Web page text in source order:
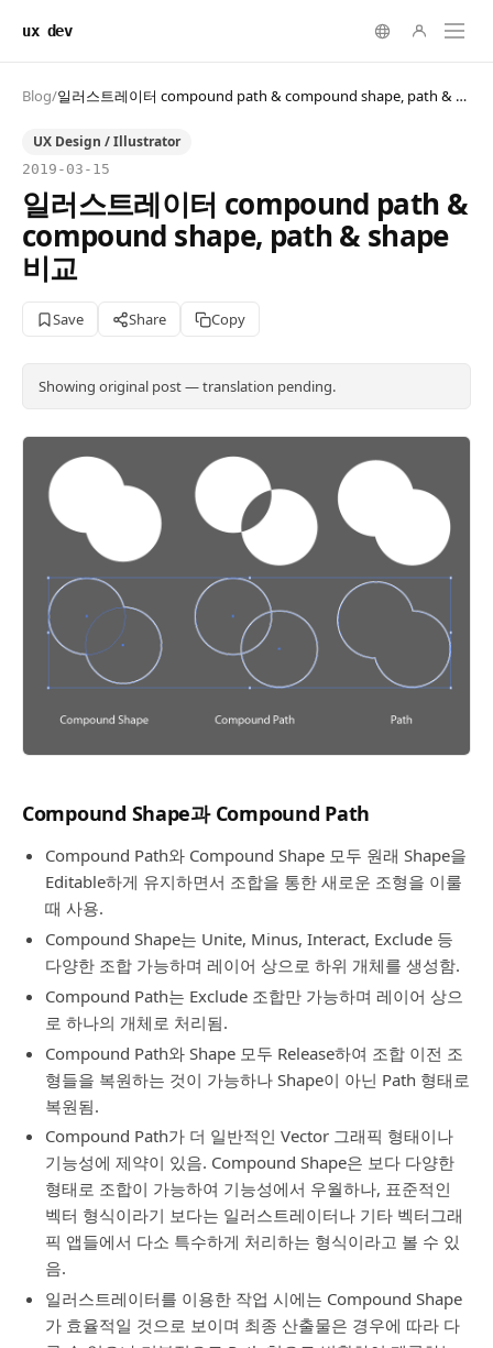
ux dev
Blog/ 일러스트레이터 compound path & compound shape, path & shape 비교
UX Design / Illustrator
2019-03-15
일러스트레이터 compound path &
compound shape, path & shape
비교
Save Share Copy
Showing original post — translation pending.
Compound Shape과 Compound Path
Compound Path와 Compound Shape 모두 원래 Shape을
Editable하게 유지하면서 조합을 통한 새로운 조형을 이룰
때 사용.
Compound Shape는 Unite, Minus, Interact, Exclude 등
다양한 조합 가능하며 레이어 상으로 하위 개체를 생성함.
Compound Path는 Exclude 조합만 가능하며 레이어 상으
로 하나의 개체로 처리됨.
Compound Path와 Shape 모두 Release하여 조합 이전 조
형들을 복원하는 것이 가능하나 Shape이 아닌 Path 형태로
복원됨.
Compound Path가 더 일반적인 Vector 그래픽 형태이나
기능성에 제약이 있음. Compound Shape은 보다 다양한
형태로 조합이 가능하여 기능성에서 우월하나, 표준적인
벡터 형식이라기 보다는 일러스트레이터나 기타 벡터그래
픽 앱들에서 다소 특수하게 처리하는 형식이라고 볼 수 있
음.
일러스트레이터를 이용한 작업 시에는 Compound Shape
가 효율적일 것으로 보이며 최종 산출물은 경우에 따라 다